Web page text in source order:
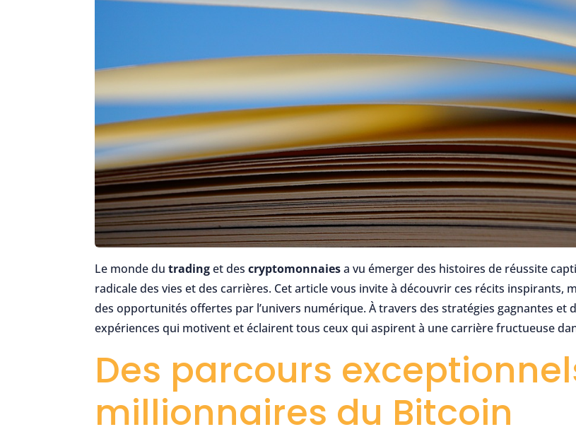
Le monde dutradinget descryptomonnaiesa vu émerger des histoires de réussite
radicale des vies et des carrières. Cet article vous invite à découvrir ces récits
des opportunités offertes par l’univers numérique. À travers des stratégies gagnantes et
expériences qui motivent et éclairent tous ceux qui aspirent à une carrière fructueuse
Des parcours
millionnaires du Bitcoin